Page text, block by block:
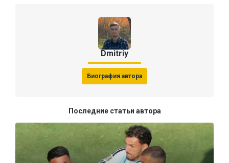
Dmitriy
Биография автора
Последние статьи автора